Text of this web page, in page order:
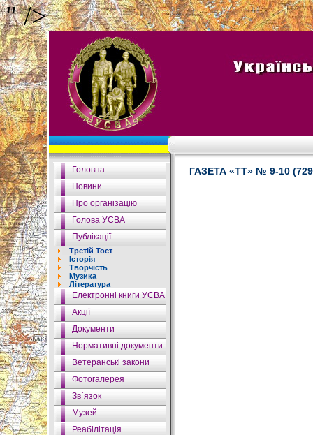
" />
Головна
Новини
Про організацію
Голова УСВА
Публікації
Третій Тост
Історія
Творчість
Музика
Література
Електронні книги УСВА
Акції
Документи
Нормативні документи
Ветеранські закони
Фотогалерея
Зв`язок
Музей
Реабілітація
ГАЗЕТА «ТТ» № 9-10